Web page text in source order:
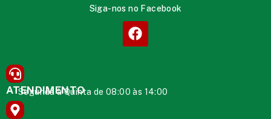
Siga-nos no Facebook
ATENDIMENTO
Segunda à Quinta de 08:00 às 14:00